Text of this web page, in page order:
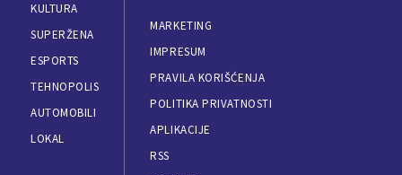
KULTURA
SUPERŽENA
ESPORTS
TEHNOPOLIS
AUTOMOBILI
LOKAL
MARKETING
IMPRESUM
PRAVILA KORIŠĆENJA
POLITIKA PRIVATNOSTI
APLIKACIJE
RSS